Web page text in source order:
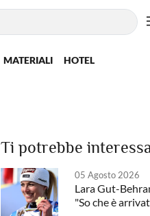
MATERIALI HOTEL
Ti potrebbe
05 Agosto 2026
Lara Gut-
"So che è